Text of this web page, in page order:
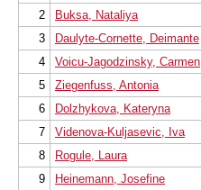
2
Buksa, Nataliya
3
Daulyte-Cornette, Deimante
4
Voicu-Jagodzinsky, Carmen
5
Ziegenfuss, Antonia
6
Dolzhykova, Kateryna
7
Videnova-Kuljasevic, Iva
8
Rogule, Laura
9
Heinemann, Josefine